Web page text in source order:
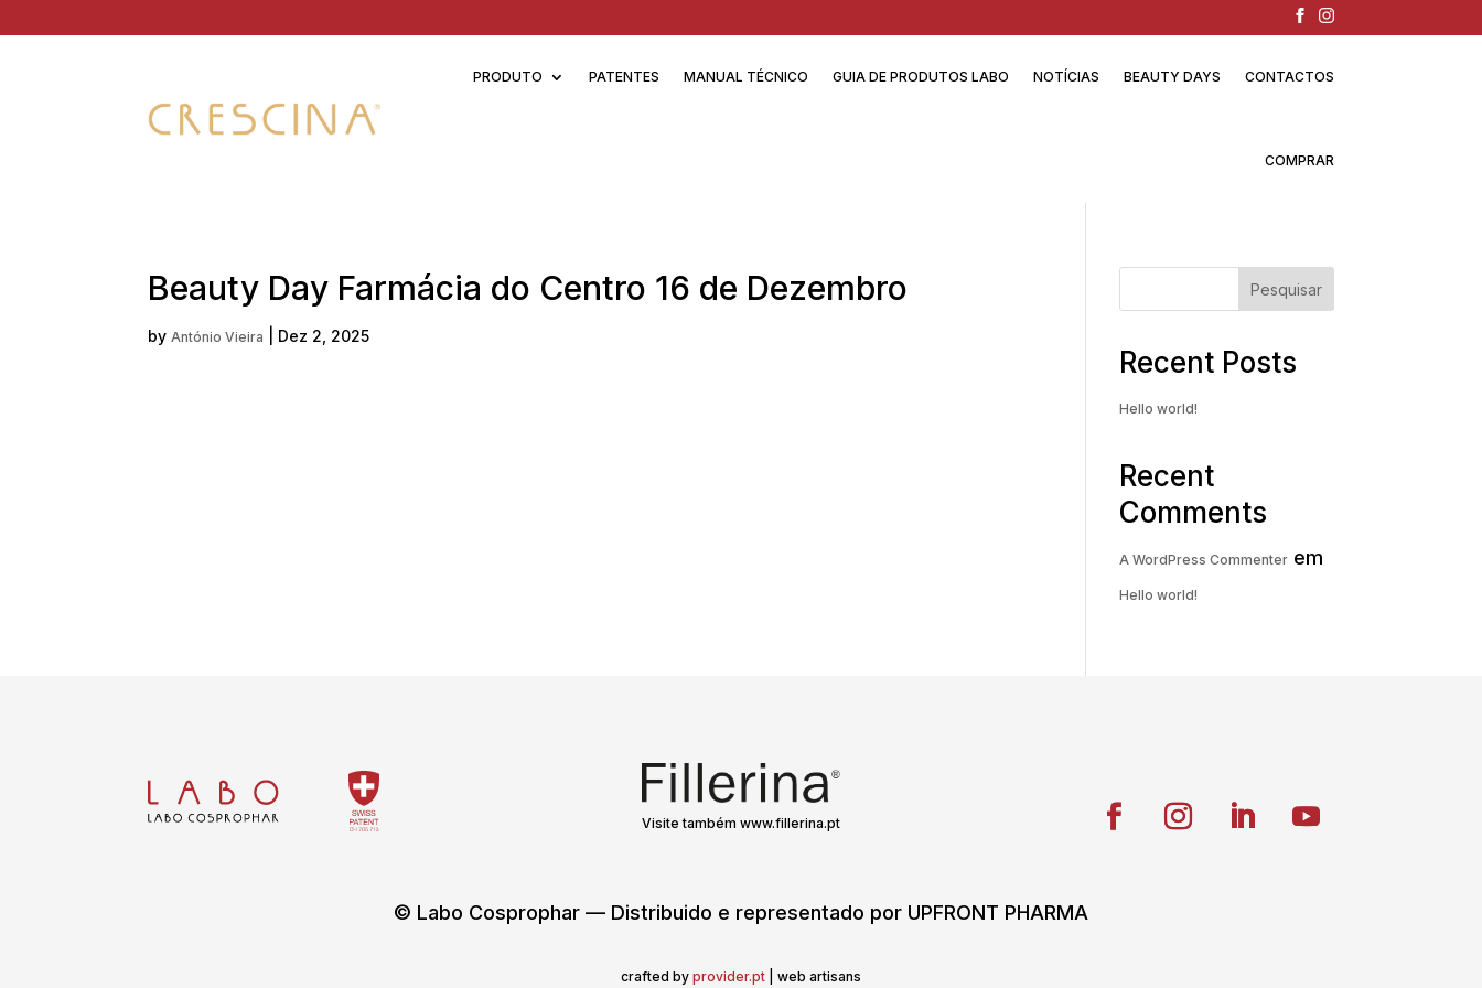
PRODUTO PATENTES MANUAL TÉCNICO GUIA DE PRODUTOS LABO NOTÍCIAS BEAUTY DAYS CONTACTOS
COMPRAR
Beauty Day Farmácia do Centro 16 de Dezembro
by António Vieira Dez 2, 2025
Pesquisar
Recent Posts
Hello world!
Recent
Comments
A WordPress Commenter em
Hello world!
Visite também www.fillerina.pt
© Labo Cosprophar — Distribuido e representado por UPFRONT PHARMA
crafted by provider.pt | web artisans